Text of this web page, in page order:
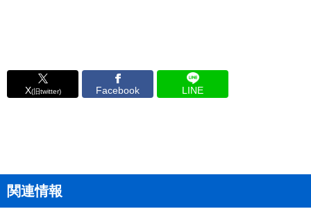
X(旧twitter) Facebook LINE
関連情報